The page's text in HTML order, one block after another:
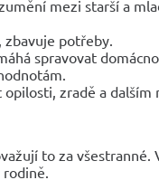
mezi starší a
potřeby.
spravovat
zradě a dalším
to za